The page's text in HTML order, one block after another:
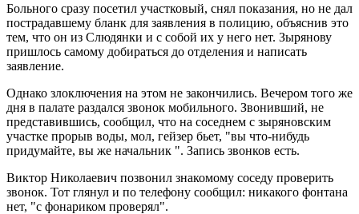
Больного сразу посетил участковый, снял показания, но не дал
пострадавшему бланк для заявления в полицию, объяснив это
тем, что он из Слюдянки и с собой их у него нет. Зырянову
пришлось самому добираться до отделения и написать
заявление.
Однако злоключения на этом не закончились. Вечером того же
дня в палате раздался звонок мобильного. Звонивший, не
представившись, сообщил, что на соседнем с зыряновским
участке прорыв воды, мол, гейзер бьет, "вы что-нибудь
придумайте, вы же начальник ". Запись звонков есть.
Виктор Николаевич позвонил знакомому соседу проверить
звонок. Тот глянул и по телефону сообщил: никакого фонтана
нет, "с фонариком проверял".